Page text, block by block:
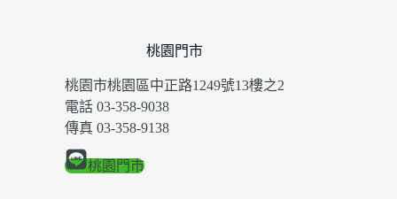
桃園門市
桃園市桃園區中正路1249號13樓之2
電話 03-358-9038
傳真 03-358-9138
桃園門市